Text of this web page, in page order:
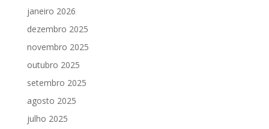
janeiro 2026
dezembro 2025
novembro 2025
outubro 2025
setembro 2025
agosto 2025
julho 2025